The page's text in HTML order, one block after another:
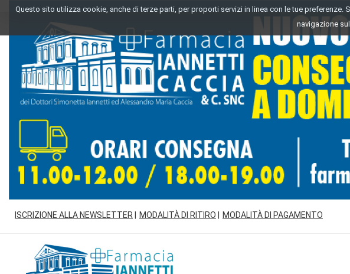
Passa
principale
Questo sito utilizza cookie, anche di terze parti, per proporti servizi in linea con le tue
navigazione
ISCRIZIONE ALLA NEWSLETTER MODALITÀ DI RITIRO MODALITÀ DI PAGAMENTO
Farmacia
Iannetti